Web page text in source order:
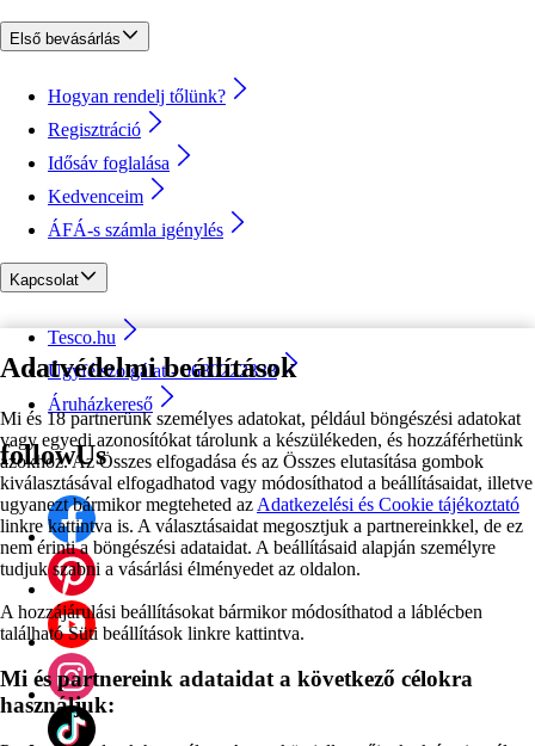
Adatvédelmi beállítások
Mi és 18 partnerünk személyes adatokat, például böngészési adatokat
vagy egyedi azonosítókat tárolunk a készülékeden, és hozzáférhetünk
azokhoz. Az Összes elfogadása és az Összes elutasítása gombok
kiválasztásával elfogadhatod vagy módosíthatod a beállításaidat, illetve
ugyanezt bármikor megteheted az Adatkezelési és Cookie tájékoztató
linkre kattintva is. A választásaidat megosztjuk a partnereinkkel, de ez
nem érinti a böngészési adataidat. A beállításaid alapján személyre
tudjuk szabni a vásárlási élményedet az oldalon.
A hozzájárulási beállításokat bármikor módosíthatod a láblécben
található Süti beállítások linkre kattintva.
Mi és partnereink adataidat a következő célokra
használjuk:
Első bevásárlás
Hogyan rendelj tőlünk?
Regisztráció
Idősáv foglalása
Kedvenceim
ÁFÁ-s számla igénylés
Kapcsolat
Tesco.hu
Ügyfélszolgálat - 0680222333
Áruházkereső
followUs